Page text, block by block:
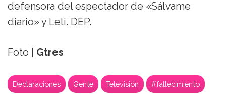
defensora del espectador de «Sálvame
diario» y Leli. DEP.
Foto | Gtres
Declaraciones Gente Televisión #fallecimiento